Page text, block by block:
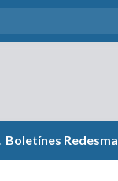
Boletínes Redesma